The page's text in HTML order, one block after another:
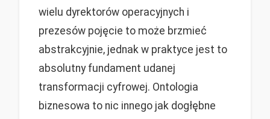
wielu dyrektorów operacyjnych i
prezesów pojęcie to może brzmieć
abstrakcyjnie, jednak w praktyce jest to
absolutny fundament udanej
transformacji cyfrowej. Ontologia
biznesowa to nic innego jak dogłębne